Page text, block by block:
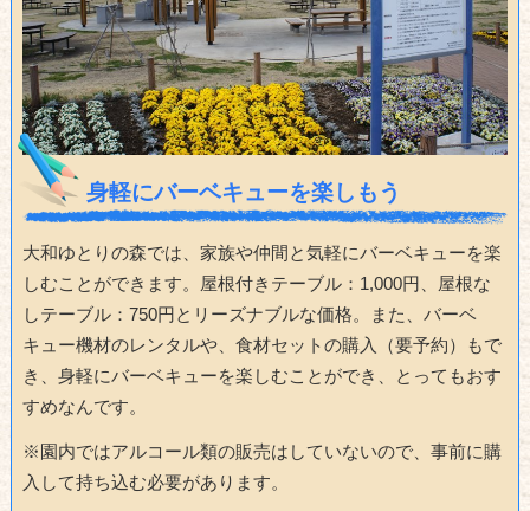
身軽にバーベキューを楽しもう
大和ゆとりの森では、家族や仲間と気軽にバーベキューを楽
しむことができます。屋根付きテーブル：1,000円、屋根な
しテーブル：750円とリーズナブルな価格。また、バーベ
キュー機材のレンタルや、食材セットの購入（要予約）もで
き、身軽にバーベキューを楽しむことができ、とってもおす
すめなんです。
※園内ではアルコール類の販売はしていないので、事前に購
入して持ち込む必要があります。